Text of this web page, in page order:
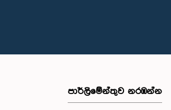
පාර්ලි‌මේන්තුව නරඹන්න